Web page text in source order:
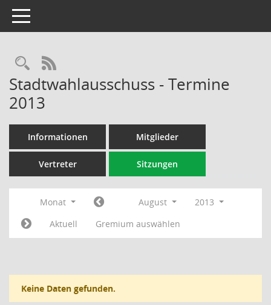
Toggle navigation
Rechercheauswahl
RSS-Feed
Stadtwahlausschuss - Termine
2013
Informationen Mitglieder
Vertreter Sitzungen
Monat August
2013
Aktuell
Gremium auswählen
Keine Daten gefunden.